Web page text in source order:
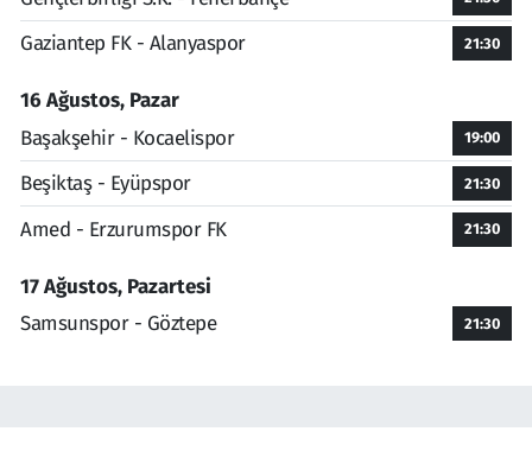
Gaziantep FK - Alanyaspor 21:30
16 Ağustos, Pazar
Başakşehir - Kocaelispor
19:00
Beşiktaş - Eyüpspor 21:30
Amed - Erzurumspor FK 21:30
17 Ağustos, Pazartesi
Samsunspor - Göztepe
21:30